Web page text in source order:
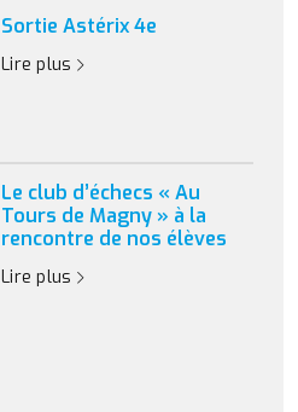
Sortie Astérix 4e
Lire plus
Le club d’échecs « Au
Tours de Magny » à la
rencontre de nos élèves
Lire plus